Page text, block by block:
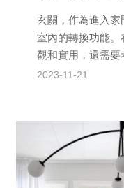
玄關，作為進入
室內的轉換功能
觀和實用，還需要
限的情況下，如何
2023-11-21